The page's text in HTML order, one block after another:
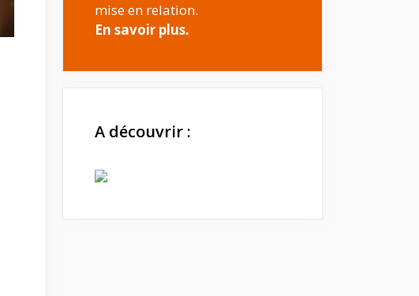
mise en relation.
En savoir plus.
A découvrir :